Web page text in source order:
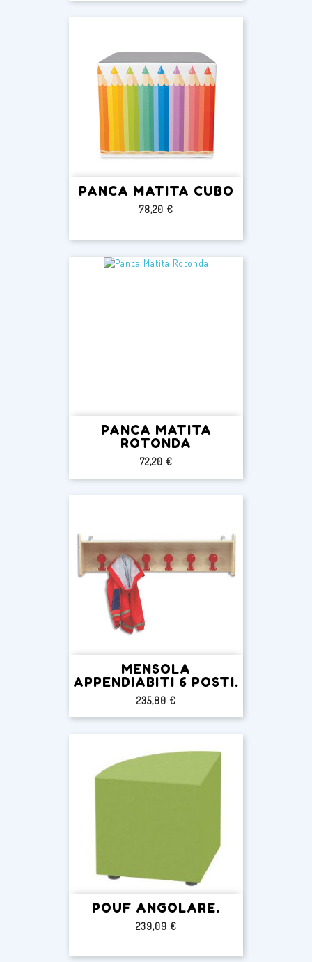
PANCA MATITA CUBO
Prezzo
78,20 €
PANCA MATITA
ROTONDA
Prezzo
72,20 €
MENSOLA
APPENDIABITI 6 POSTI.
Prezzo
235,80 €
POUF ANGOLARE.
Prezzo
239,09 €